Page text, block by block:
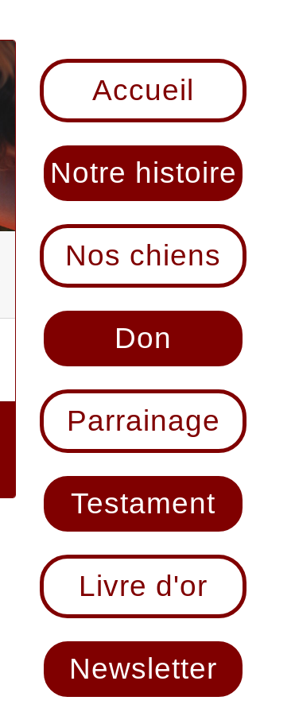
Accueil
Notre histoire
Nos chiens
Don
Parrainage
Testament
Livre d'or
Newsletter